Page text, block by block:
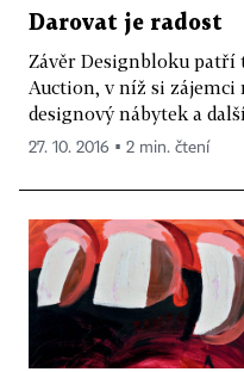
Darovat je radost
Závěr Designbloku patří
Auction, v níž si
designový nábytek a
27. 10. 2016 ▪ 2 min. čtení